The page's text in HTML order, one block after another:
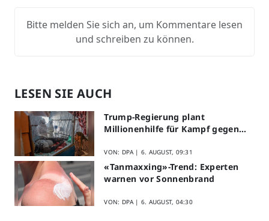
Bitte melden Sie sich an, um Kommentare lesen
und schreiben zu können.
LESEN SIE AUCH
Trump-Regierung plant
Millionenhilfe für Kampf gegen
VON: DPA | 6. AUGUST, 09:31
«Tanmaxxing»-Trend: Experten
warnen vor Sonnenbrand
VON: DPA | 6. AUGUST, 04:30